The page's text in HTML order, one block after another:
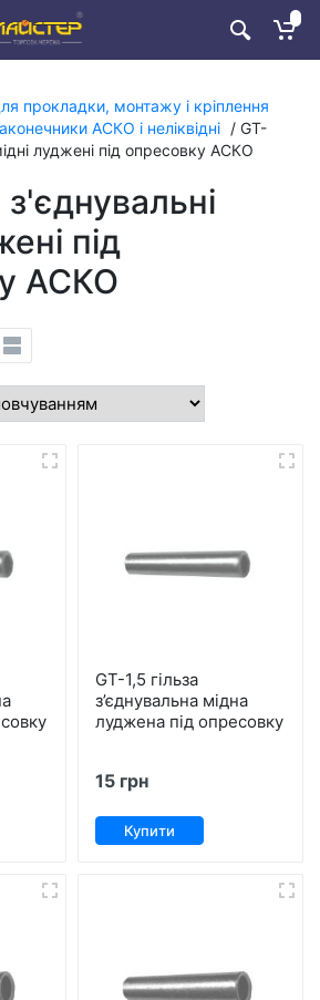
прокладки, монтажу і кріплення
АСКО і неліквідні / GT-
луджені під опресовку АСКО
з'єднувальні
під
АСКО
GT-1,5 гільза
з’єднувальна мідна
луджена під опресовку
15 грн
Купити